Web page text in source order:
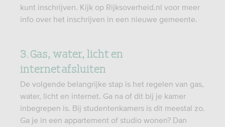
kunt inschrijven. Kijk op Rijksoverheid.nl voor meer
info over het inschrijven in een nieuwe gemeente.
3. Gas, water, licht en
internet afsluiten
De volgende belangrijke stap is het regelen van gas,
water, licht en internet. Ga na of dit bij je kamer
inbegrepen is. Bij studentenkamers is dit meestal zo.
Ga je in een appartement of studio wonen? Dan